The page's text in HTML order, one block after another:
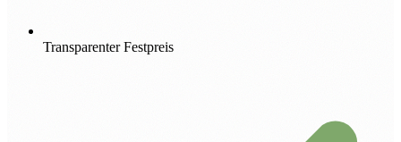
Transparenter Festpreis